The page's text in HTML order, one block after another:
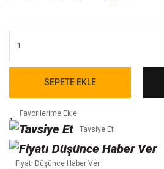
SEPETE EKLE
Tavsiye Et
Fiyatı Düşünce Haber Ver